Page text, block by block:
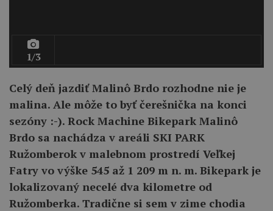
1/3
Celý deň jazdiť Malinô Brdo rozhodne nie je
malina. Ale môže to byť čerešnička na konci
sezóny :-). Rock Machine Bikepark Malinô
Brdo sa nachádza v areáli SKI PARK
Ružomberok v malebnom prostredí Veľkej
Fatry vo výške 545 až 1 209 m n. m. Bikepark je
lokalizovaný necelé dva kilometre od
Ružomberka. Tradične si sem v zime chodia